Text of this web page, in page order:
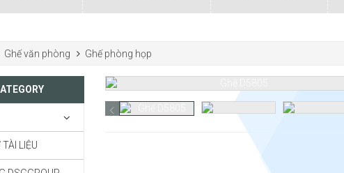
Ghế văn phòng Ghế phòng họp
LIỆU